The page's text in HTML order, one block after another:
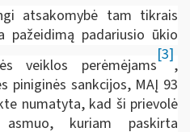
atsakomybė tam tikrais
padariusio ūkio
veiklos perėmėjams
[3]
,
piniginės sankcijos, MAĮ 93
numatyta, kad ši prievolė
kuriam paskirta